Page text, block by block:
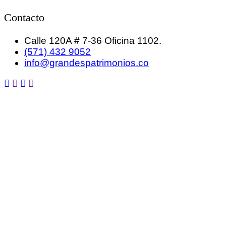
Contacto
Calle 120A # 7-36 Oficina 1102.
(571) 432 9052
info@grandespatrimonios.co